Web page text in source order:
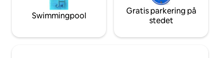
Swimmingpool
Gratis parkering på
stedet